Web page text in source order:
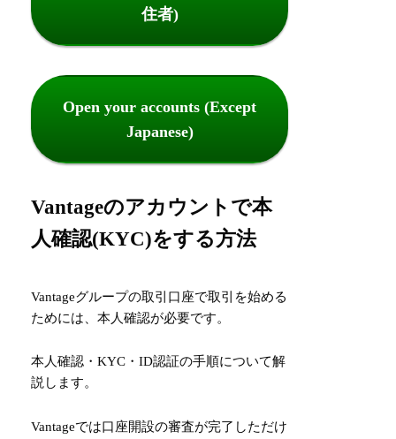
住者)
Open your accounts (Except
Japanese)
Vantageのアカウントで本
人確認(KYC)をする方法
Vantageグループの取引口座で取引を始める
ためには、本人確認が必要です。
本人確認・KYC・ID認証の手順について解
説します。
Vantageでは口座開設の審査が完了しただけ